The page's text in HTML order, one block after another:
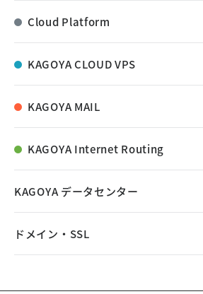
Cloud Platform
KAGOYA CLOUD VPS
KAGOYA MAIL
KAGOYA Internet Routing
KAGOYA データセンター
ドメイン・SSL